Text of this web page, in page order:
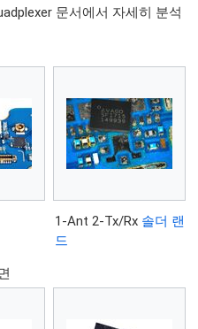
문서에서 자세히 분석
1-Ant 2-Tx/Rx 솔더 랜
드